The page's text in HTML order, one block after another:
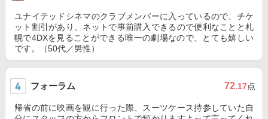
ユナイテッドシネマのクラブメンバーに入っているので、チケ
ット割引があり、ネットで事前購入できるので便利なことと札
幌で4DXを見ることができる唯一の劇場なので、とても嬉しい
です。（50代／男性）
フォーラム 72.17点
帰省の前に映画を観に行った際、スーツケース持参していた自